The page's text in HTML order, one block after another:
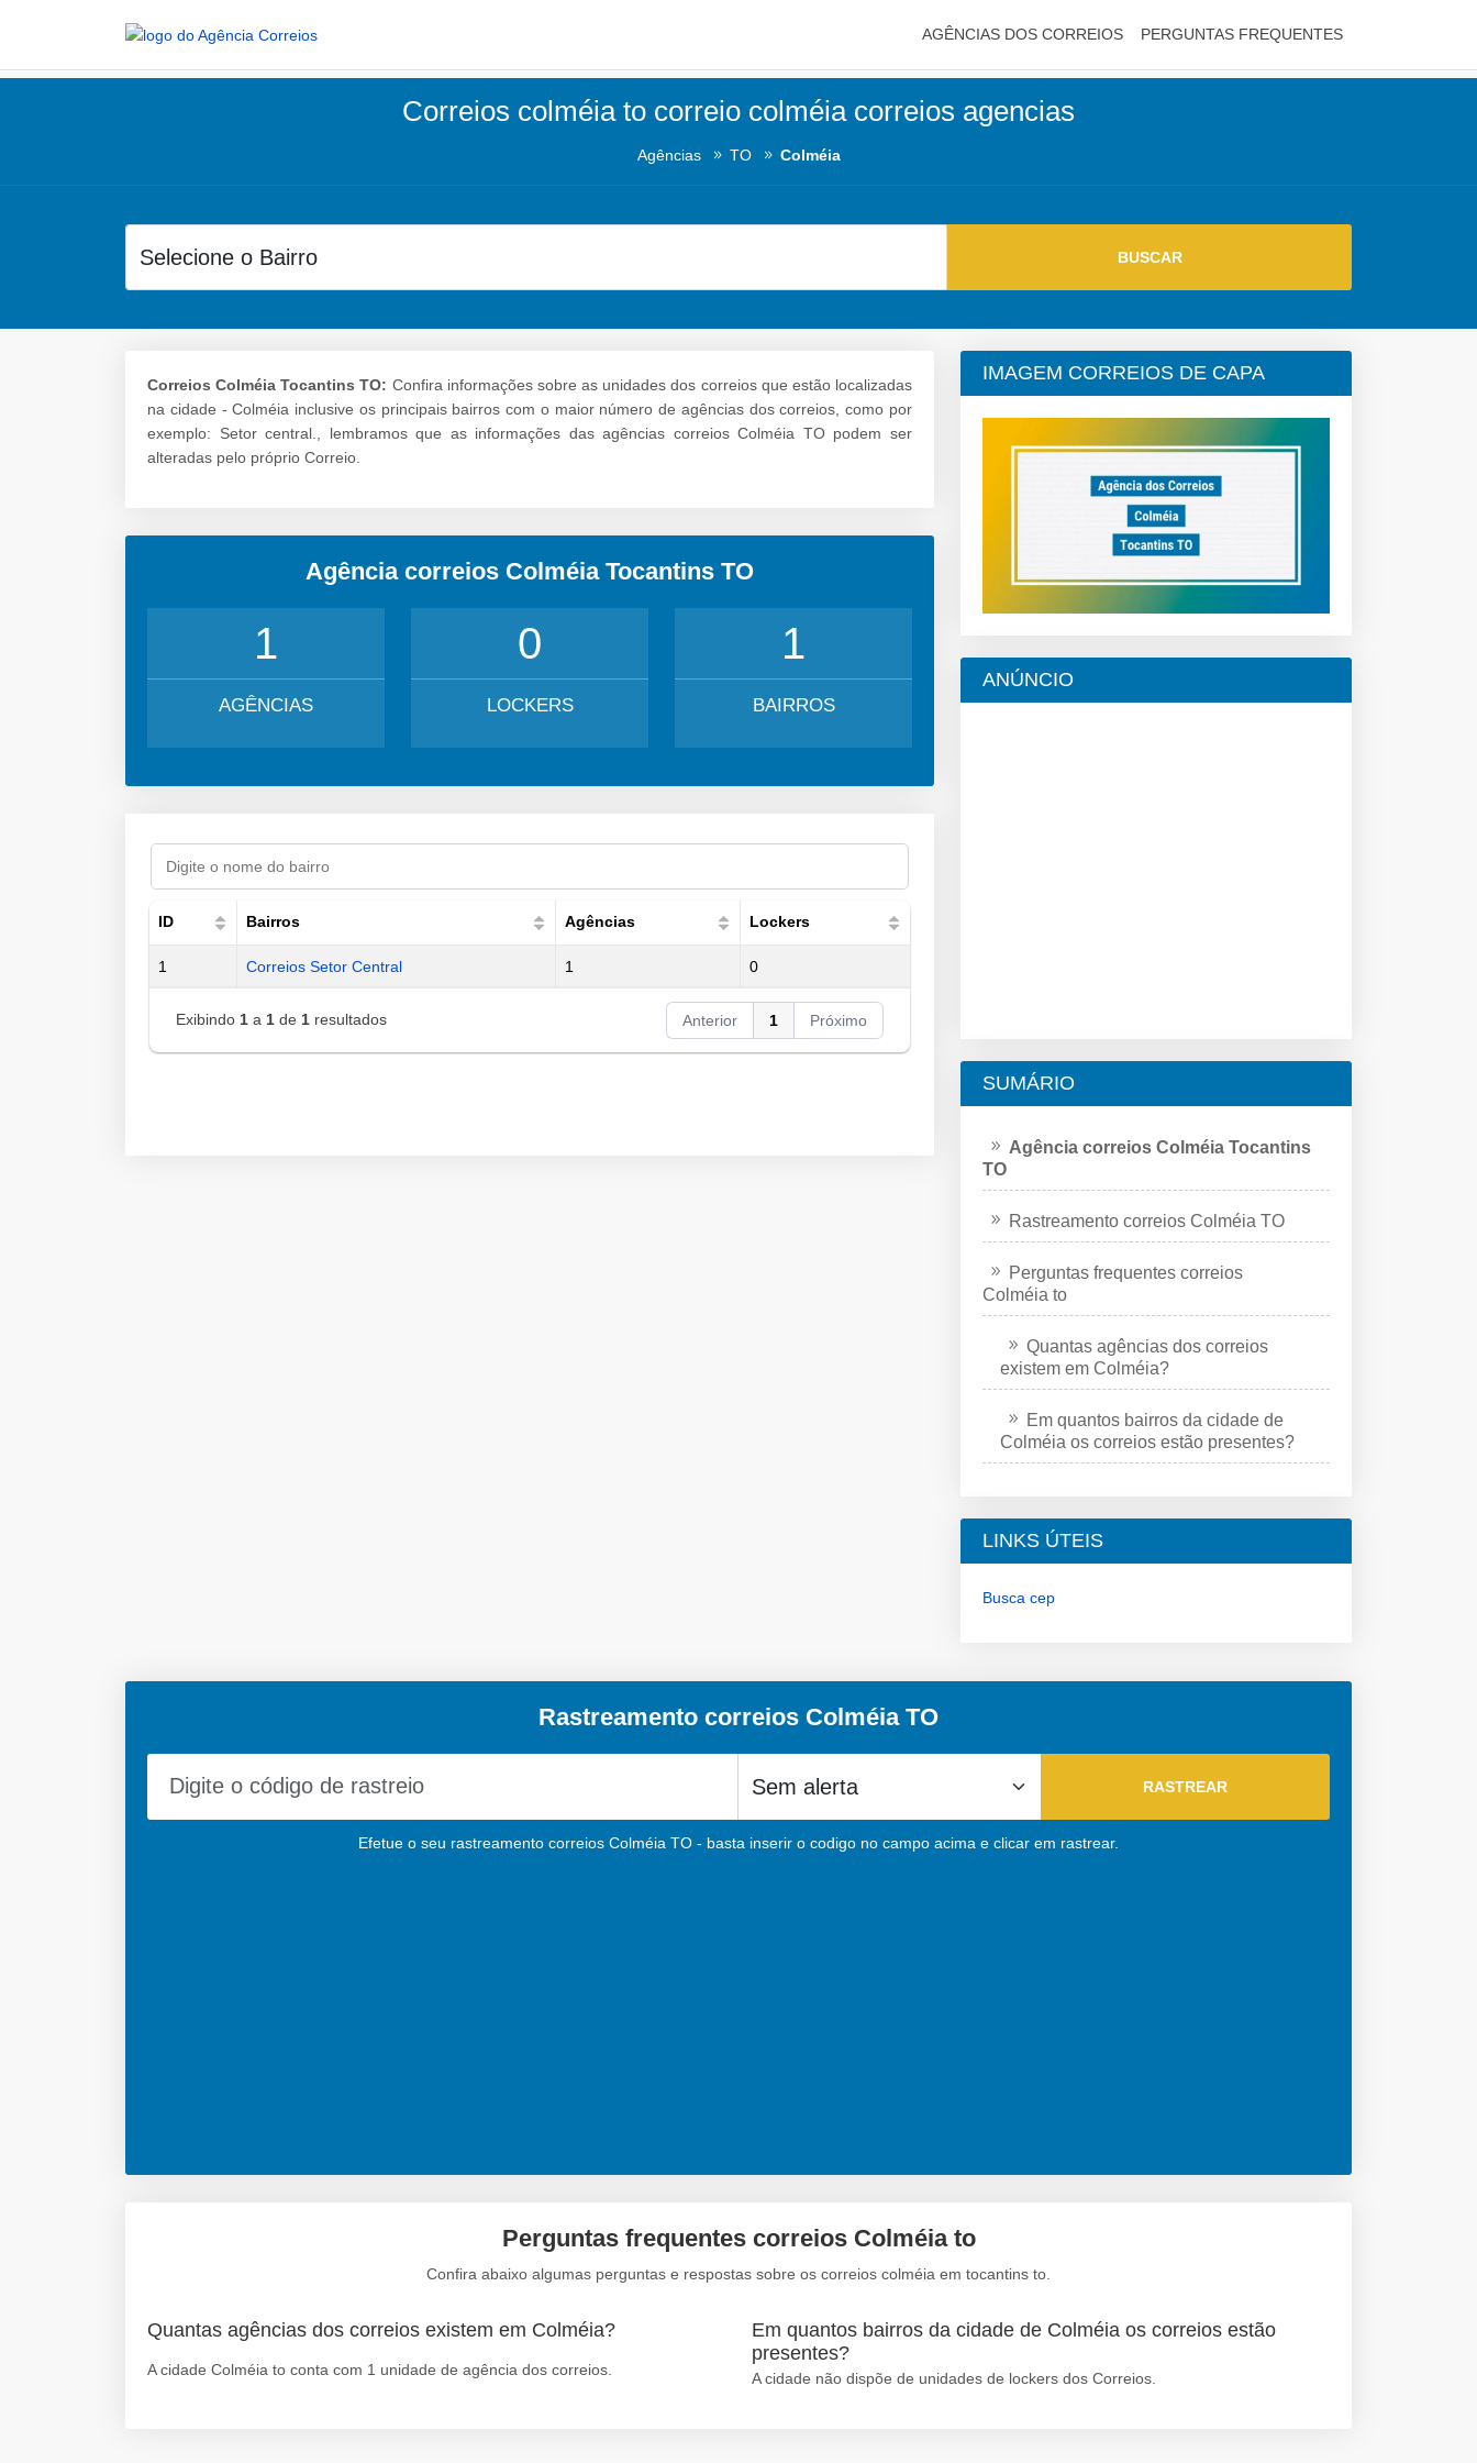
AGÊNCIAS DOS CORREIOS PERGUNTAS FREQUENTES
Correios colméia to correio colméia correios agencias
Agências TO Colméia
Correios Colméia Tocantins TO: Confira informações sobre as unidades dos correios que estão localizadas
na cidade - Colméia inclusive os principais bairros com o maior número de agências dos correios, como por
exemplo: Setor central., lembramos que as informações das agências correios Colméia TO podem ser
alteradas pelo próprio Correio.
Agência correios Colméia Tocantins TO
1
AGÊNCIAS
0
LOCKERS
1
BAIRROS
ID Bairros Agências Lockers
1 Correios Setor Central 1 0
Exibindo 1 a 1 de 1 resultados Anterior 1 Próximo
IMAGEM CORREIOS DE CAPA
ANÚNCIO
SUMÁRIO
Agência correios Colméia Tocantins
TO
Rastreamento correios Colméia TO
Perguntas frequentes correios
Colméia to
Quantas agências dos correios
existem em Colméia?
Em quantos bairros da cidade de
Colméia os correios estão presentes?
LINKS ÚTEIS
Busca cep
Rastreamento correios Colméia TO
Efetue o seu rastreamento correios Colméia TO - basta inserir o codigo no campo acima e clicar em rastrear.
Perguntas frequentes correios Colméia to
Confira abaixo algumas perguntas e respostas sobre os correios colméia em tocantins to.
Quantas agências dos correios existem em Colméia?
A cidade Colméia to conta com 1 unidade de agência dos correios.
Em quantos bairros da cidade de Colméia os correios estão
presentes?
A cidade não dispõe de unidades de lockers dos Correios.